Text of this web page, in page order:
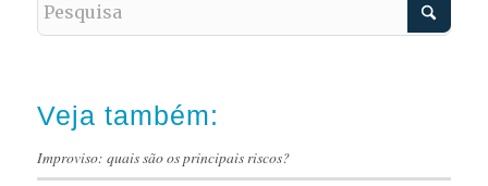
Veja também:
Improviso: quais são os principais riscos?